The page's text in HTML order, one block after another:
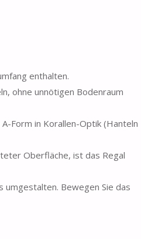
enthalten.
ohne unnötigen Bodenraum
Form in Korallen-Optik (Hanteln
Oberfläche, ist das Regal
umgestalten. Bewegen Sie das